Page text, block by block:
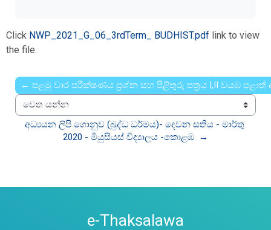
Click NWP_2021_G_06_3rdTerm_ BUDHIST.pdf link to view
the file.
← පළමු වාර පරීක්ෂණය ප්‍රශ්න සහ පිළිතුරු පත්‍රය I,II වයඹ පළාත්
වෙත යන්න
අධ්‍යයන ලිපි ගොනුව (බුද්ධ ධර්මය)- දෙවන සතිය - මාර්තු
2020 - මියුසියස් විද්‍යාලය -කොළඹ  →
e-Thaksalawa